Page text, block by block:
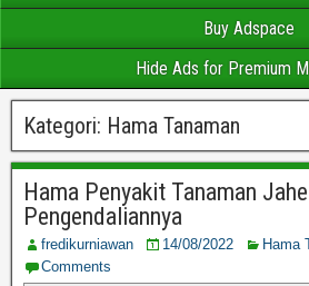
Buy Adspace
Hide Ads for Premium
Kategori: Hama Tanaman
Hama Penyakit Tanaman
Pengendaliannya
fredikurniawan 14/08/2022 Hama
Comments